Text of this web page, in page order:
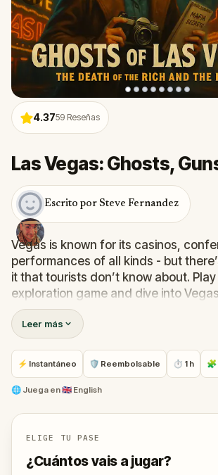
4.3759 Reseñas
Las Vegas: Ghosts,
Escrito por Steve Fernandez
Vegas is known for its casinos,
performances of all kinds - but
it that tourists don’t know about.
exploration game and dive into
underbelly.
Follow clues and solve puzzles to
history of mafia bosses, gruesome
unexplained suicides...
Are you ready to discover a haunted
Leer más
⚡ Instantáneo 🛡 Reembolsable ⏱ 1 h 🧩
🌐 Juega en🇬🇧 English
ELIGE TU PASE
¿Cuántos vais a jugar?